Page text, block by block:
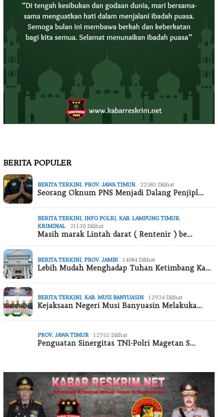
BERITA POPULER
BERITA TERKINI, PROV. JAWA TIMUR 22583 Dilihat
Seorang Oknum PNS Menjadi Dalang Penjipl…
BERITA TERKINI, INFO POLRI, KAB. LAMPUNG TIMUR
KRIMINAL
21130 Dilihat
Masih marak Lintah darat ( Rentenir ) be…
BERITA TERKINI, PROV. JAMBI 14084 Dilihat
Lebih Mudah Menghadap Tuhan Ketimbang Ka…
BERITA TERKINI, KAB. MUSI BANYUASIN 12934 Dilihat
Kejaksaan Negeri Musi Banyuasin Melakuka…
PROV. JAWA TIMUR 12762 Dilihat
Penguatan Sinergitas TNI-Polri Magetan S…